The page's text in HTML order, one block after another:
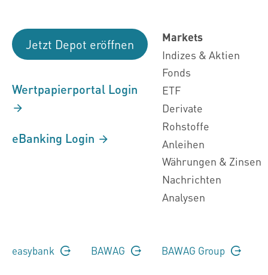
Jetzt Depot eröffnen
Wertpapierportal Login
eBanking Login
Markets
Indizes & Aktien
Fonds
ETF
Derivate
Rohstoffe
Anleihen
Währungen & Zinsen
Nachrichten
Analysen
easybank BAWAG BAWAG Group